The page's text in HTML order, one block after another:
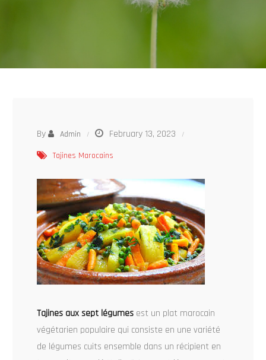
By Admin February 13, 2023
Tajines Marocains
Tajines aux sept légumes est un plat marocain
végétarien populaire qui consiste en une variété
de légumes cuits ensemble dans un récipient en